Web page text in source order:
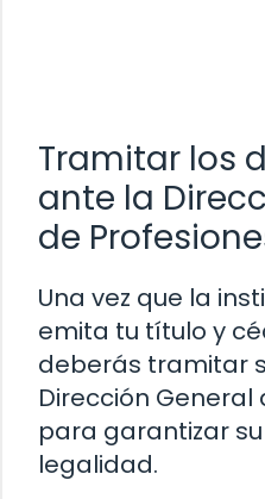
Tramitar los
ante la
de
Una vez que la
emita tu título y
deberás tramitar
Dirección General
para garantizar
legalidad.